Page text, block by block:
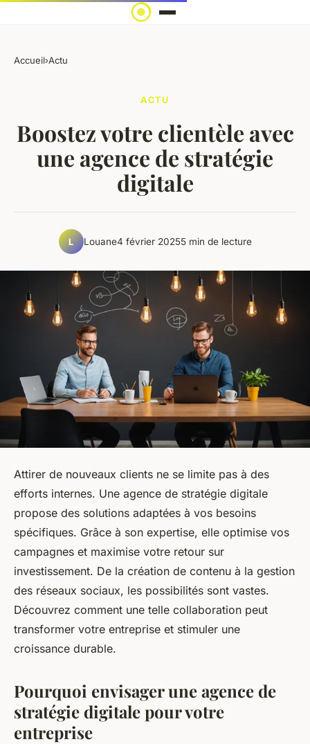
Accueil›Actu
ACTU
Boostez votre clientèle avec
une agence de stratégie
digitale
L Louane4 février 20255 min de lecture
Attirer de nouveaux clients ne se limite pas à des
efforts internes. Une agence de stratégie digitale
propose des solutions adaptées à vos besoins
spécifiques. Grâce à son expertise, elle optimise vos
campagnes et maximise votre retour sur
investissement. De la création de contenu à la gestion
des réseaux sociaux, les possibilités sont vastes.
Découvrez comment une telle collaboration peut
transformer votre entreprise et stimuler une
croissance durable.
Pourquoi envisager une agence de
stratégie digitale pour votre
entreprise